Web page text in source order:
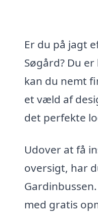
Er du på jagt
Søgård? Du
kan du nemt
et væld af
det perfekte
Udover at få
oversigt, har
med gratis